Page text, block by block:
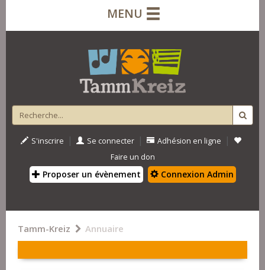
MENU
S'inscrire | Se connecter | Adhésion en ligne |
Faire un don
Proposer un évènement Connexion Admin
Tamm-Kreiz Annuaire